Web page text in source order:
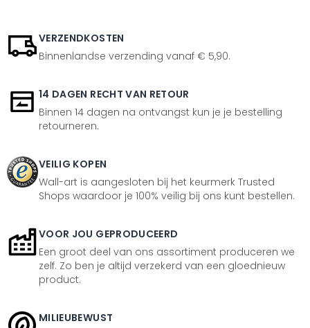
VERZENDKOSTEN
Binnenlandse verzending vanaf € 5,90.
14 DAGEN RECHT VAN RETOUR
Binnen 14 dagen na ontvangst kun je je bestelling
retourneren.
VEILIG KOPEN
Wall-art is aangesloten bij het keurmerk Trusted
Shops waardoor je 100% veilig bij ons kunt bestellen.
VOOR JOU GEPRODUCEERD
Een groot deel van ons assortiment produceren we
zelf. Zo ben je altijd verzekerd van een gloednieuw
product.
MILIEUBEWUST